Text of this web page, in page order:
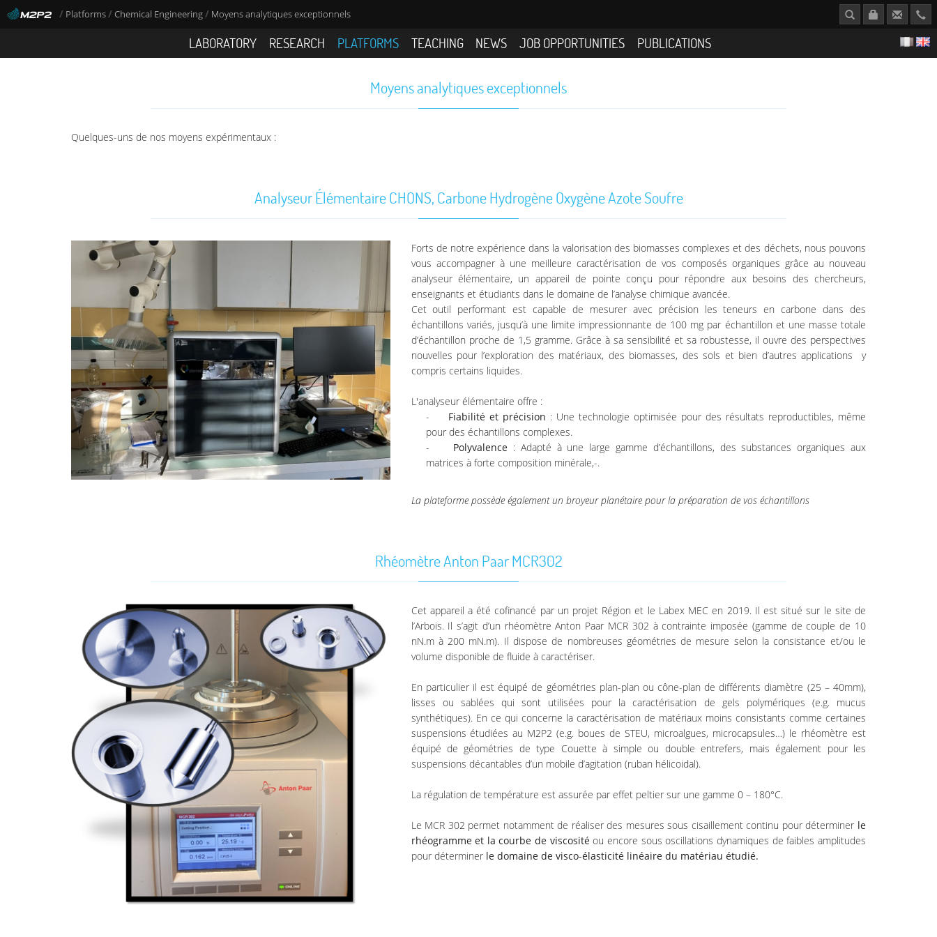
/ Platforms/Chemical Engineering/ Moyens analytiques exceptionnels
LABORATORY RESEARCH PLATFORMS TEACHING NEWS JOB OPPORTUNITIES PUBLICATIONS
Moyens analytiques exceptionnels
Quelques-uns de nos moyens expérimentaux :
Analyseur Élémentaire CHONS, Carbone Hydrogène Oxygène Azote Soufre
Forts de notre expérience dans la valorisation des biomasses complexes et des déchets, nous pouvons
vous accompagner à une meilleure caractérisation de vos composés organiques grâce au nouveau
analyseur élémentaire, un appareil de pointe conçu pour répondre aux besoins des chercheurs,
enseignants et étudiants dans le domaine de l’analyse chimique avancée.
Cet outil performant est capable de mesurer avec précision les teneurs en carbone dans des
échantillons variés, jusqu’à une limite impressionnante de 100 mg par échantillon et une masse totale
d’échantillon proche de 1,5 gramme. Grâce à sa sensibilité et sa robustesse, il ouvre des perspectives
nouvelles pour l’exploration des matériaux, des biomasses, des sols et bien d’autres applications y
compris certains liquides.
L'analyseur élémentaire offre :
Fiabilité et précision : Une technologie optimisée pour des résultats reproductibles, même
pour des échantillons complexes.
Polyvalence : Adapté à une large gamme d’échantillons, des substances organiques aux
matrices à forte composition minérale,-.
La plateforme possède également un broyeur planétaire pour la préparation de vos échantillons
Rhéomètre Anton Paar MCR302
Cet appareil a été cofinancé par un projet Région et le Labex MEC en 2019. Il est situé sur le site de
l’Arbois. Il s’agit d’un rhéomètre Anton Paar MCR 302 à contrainte imposée (gamme de couple de 10
nN.m à 200 mN.m). Il dispose de nombreuses géométries de mesure selon la consistance et/ou le
volume disponible de fluide à caractériser.
En particulier il est équipé de géométries plan-plan ou cône-plan de différents diamètre (25 – 40mm),
lisses ou sablées qui sont utilisées pour la caractérisation de gels polymériques (e.g. mucus
synthétiques). En ce qui concerne la caractérisation de matériaux moins consistants comme certaines
suspensions étudiées au M2P2 (e.g. boues de STEU, microalgues, microcapsules…) le rhéomètre est
équipé de géométries de type Couette à simple ou double entrefers, mais également pour les
suspensions décantables d’un mobile d’agitation (ruban hélicoidal).
La régulation de température est assurée par effet peltier sur une gamme 0 – 180°C.
Le MCR 302 permet notamment de réaliser des mesures sous cisaillement continu pour déterminer le
rhéogramme et la courbe de viscositéou encore sous oscillations dynamiques de faibles amplitudes
pour déterminer le domaine de visco-élasticité linéaire du matériau étudié.